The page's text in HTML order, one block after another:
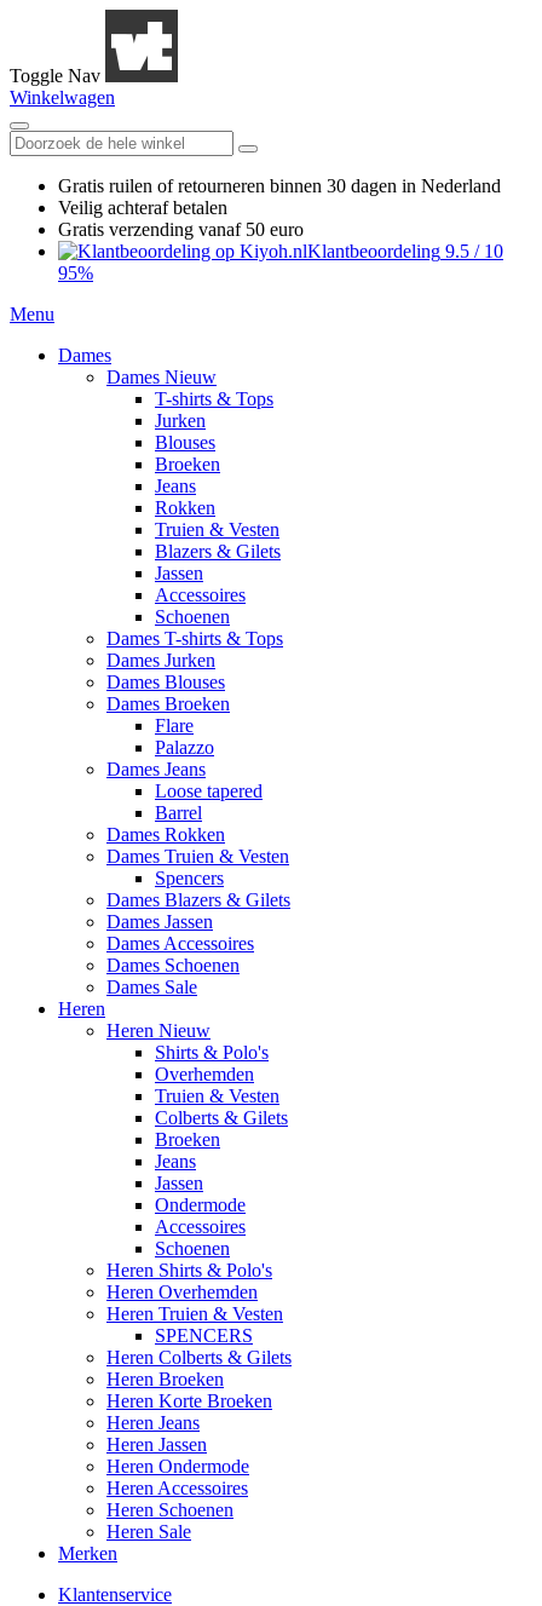
Toggle Nav
Winkelwagen
Gratis ruilen of retourneren binnen 30 dagen in Nederland
Veilig achteraf betalen
Gratis verzending vanaf 50 euro
Klantbeoordeling 9.5 / 10
95%
Menu
Dames
Dames Nieuw
T-shirts & Tops
Jurken
Blouses
Broeken
Jeans
Rokken
Truien & Vesten
Blazers & Gilets
Jassen
Accessoires
Schoenen
Dames T-shirts & Tops
Dames Jurken
Dames Blouses
Dames Broeken
Flare
Palazzo
Dames Jeans
Loose tapered
Barrel
Dames Rokken
Dames Truien & Vesten
Spencers
Dames Blazers & Gilets
Dames Jassen
Dames Accessoires
Dames Schoenen
Dames Sale
Heren
Heren Nieuw
Shirts & Polo's
Overhemden
Truien & Vesten
Colberts & Gilets
Broeken
Jeans
Jassen
Ondermode
Accessoires
Schoenen
Heren Shirts & Polo's
Heren Overhemden
Heren Truien & Vesten
SPENCERS
Heren Colberts & Gilets
Heren Broeken
Heren Korte Broeken
Heren Jeans
Heren Jassen
Heren Ondermode
Heren Accessoires
Heren Schoenen
Heren Sale
Merken
Klantenservice